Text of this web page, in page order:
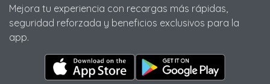
Mejora tu experiencia con recargas más rápidas,
seguridad reforzada y beneficios exclusivos para la
app.